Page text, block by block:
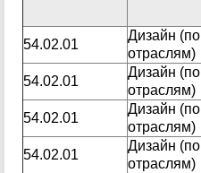
54.02.01
Дизайн (по
отраслям)
54.02.01
Дизайн (по
отраслям)
54.02.01
Дизайн (по
отраслям)
54.02.01
Дизайн (по
отраслям)